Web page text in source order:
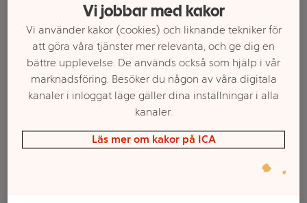
Kolsyrat Vatten
Jordgubb 50cl Ramlösa
Vatten Kolsyrad
Naturell 50cl ICA
Vi jobbar med kakor
Vi använder kakor (cookies) och liknande tekniker för
att göra våra tjänster mer relevanta, och ge dig en
bättre upplevelse. De används också som hjälp i vår
marknadsföring. Besöker du någon av våra digitala
kanaler i inloggat läge gäller dina inställningar i alla
kanaler.
Läs mer om kakor på ICA